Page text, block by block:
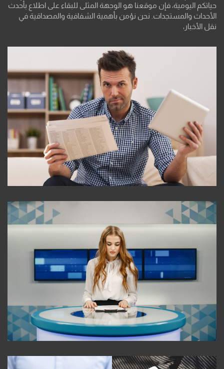
حياتكم اليومية، فإن موقعنا هو الوجهة المثلى للبقاء على اطلاع بأحدث
الأحداث والمستجدات. نحن نؤمن بأهمية الشفافية والمصداقية في
نقل الأخبار،